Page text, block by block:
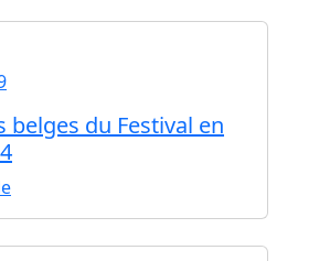
belges du Festival en